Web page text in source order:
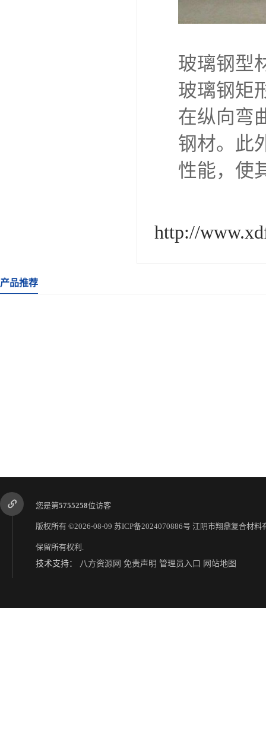
玻璃钢型
玻璃钢矩
在纵向弯
钢材。此
性能，使
http://
产品推荐
您是第5755258位访客
版权所有 ©2026-08-09 苏ICP备2024070886号 江阴市翔鼎复合材料
保留所有权利.
技术支持：
八方资源网 免责声明 管理员入口 网站地图